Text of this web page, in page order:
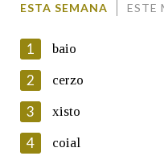
En cumprimento da
Protección de Datos de
Galega informa a aqueles
ESTA SEMANA ESTE
1 baio
2 cerzo
3 xisto
4 coial